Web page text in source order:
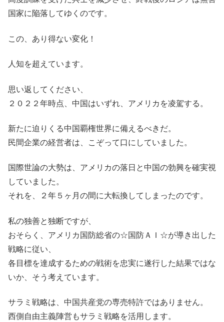
国家に陥落してゆくのです。
この、あり得ない変化！
人知を超えています。
思い返してください、
２０２２年時点、中国はいずれ、アメリカを凌駕する。
新たに迫りくる中国覇権世界に備えるべきだ。
民間企業の経営者は、こぞって口にしていました。
国際世論の大勢は、アメリカの落日と中国の勃興を確実視
していました。
それを、２年５ヶ月の間に大転換してしまったのです。
私の独善と独断ですが、
おそらく、アメリカ国防総省の☆国防ＡＩ☆が導き出した
戦略に従い、
各目標を達成するための戦術を忠実に遂行した結果ではな
いか、そう考えています。
サラミ戦略は、中国共産党の専売特許ではありません。
西側自由主義陣営もサラミ戦略を活用します。